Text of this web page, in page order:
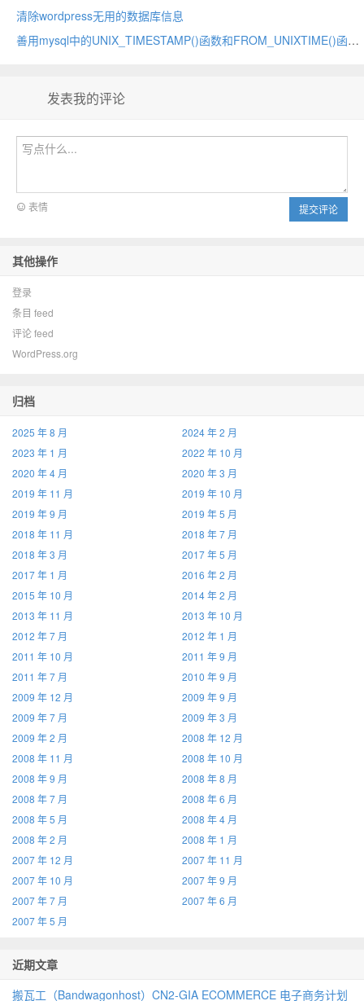
清除wordpress无用的数据库信息
善用mysql中的UNIX_TIMESTAMP()函数和FROM_UNIXTIME()函数
发表我的评论
提交评论
表情
其他操作
登录
条目 feed
评论 feed
WordPress.org
归档
2025 年 8 月
2024 年 2 月
2023 年 1 月
2022 年 10 月
2020 年 4 月
2020 年 3 月
2019 年 11 月
2019 年 10 月
2019 年 9 月
2019 年 5 月
2018 年 11 月
2018 年 7 月
2018 年 3 月
2017 年 5 月
2017 年 1 月
2016 年 2 月
2015 年 10 月
2014 年 2 月
2013 年 11 月
2013 年 10 月
2012 年 7 月
2012 年 1 月
2011 年 10 月
2011 年 9 月
2011 年 7 月
2010 年 9 月
2009 年 12 月
2009 年 9 月
2009 年 7 月
2009 年 3 月
2009 年 2 月
2008 年 12 月
2008 年 11 月
2008 年 10 月
2008 年 9 月
2008 年 8 月
2008 年 7 月
2008 年 6 月
2008 年 5 月
2008 年 4 月
2008 年 2 月
2008 年 1 月
2007 年 12 月
2007 年 11 月
2007 年 10 月
2007 年 9 月
2007 年 7 月
2007 年 6 月
2007 年 5 月
近期文章
搬瓦工（Bandwagonhost）CN2‑GIA ECOMMERCE 电子商务计划